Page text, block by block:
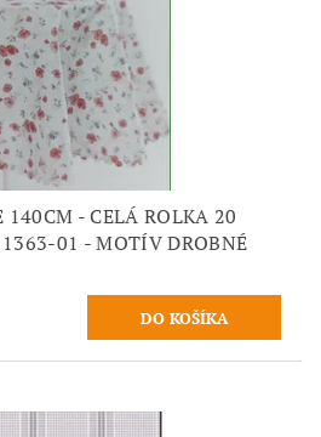
140CM - CELÁ ROLKA 20
01 - MOTÍV DROBNÉ